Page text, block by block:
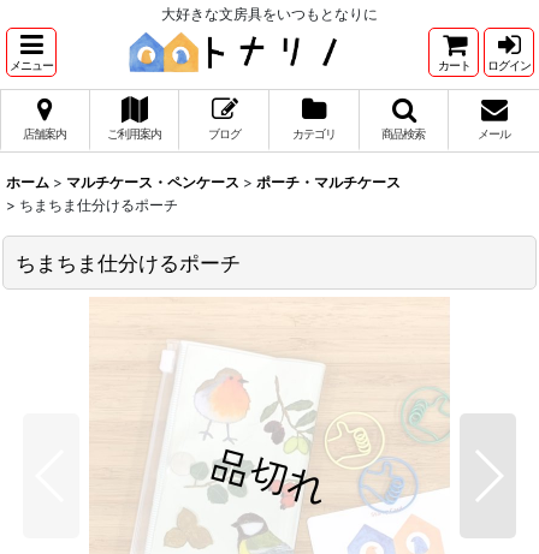
大好きな文房具をいつもとなりに
メニュー カート ログイン
店舗案内 ご利用案内 ブログ カテゴリ 商品検索 メール
ホーム > マルチケース・ペンケース > ポーチ・マルチケース
> ちまちま仕分けるポーチ
ちまちま仕分けるポーチ